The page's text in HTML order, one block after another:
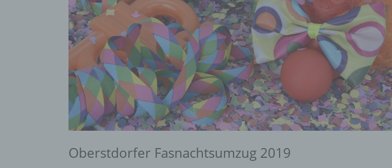
Oberstdorfer Fasnachtsumzug 2019